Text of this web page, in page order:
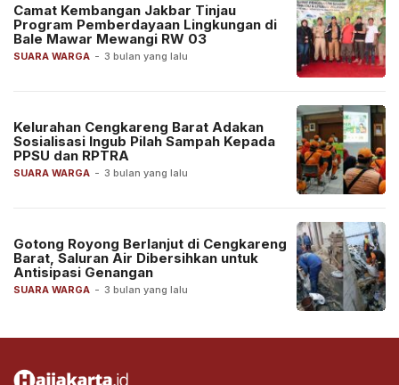
SUARA WARGA - 3 bulan yang lalu
Camat Kembangan Jakbar Tinjau
Program Pemberdayaan Lingkungan di
Bale Mawar Mewangi RW 03
SUARA WARGA - 3 bulan yang lalu
Kelurahan Cengkareng Barat Adakan
Sosialisasi Ingub Pilah Sampah Kepada
PPSU dan RPTRA
SUARA WARGA - 3 bulan yang lalu
Gotong Royong Berlanjut di Cengkareng
Barat, Saluran Air Dibersihkan untuk
Antisipasi Genangan